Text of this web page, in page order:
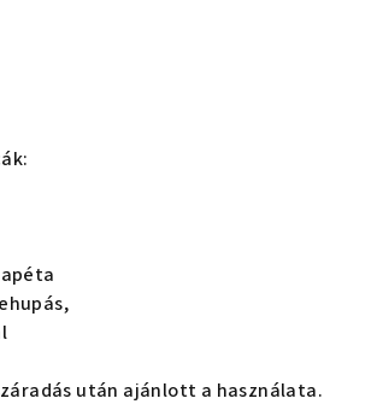
után ajánlott a használata.